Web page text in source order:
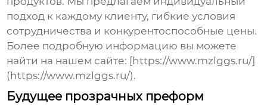
подход к каждому клиенту, гибкие условия
сотрудничества и конкурентоспособные цены.
Более подробную информацию вы можете
найти на нашем сайте: [https://www.mzlggs.ru/]
(https://www.mzlggs.ru/).
Будущее прозрачных преформ